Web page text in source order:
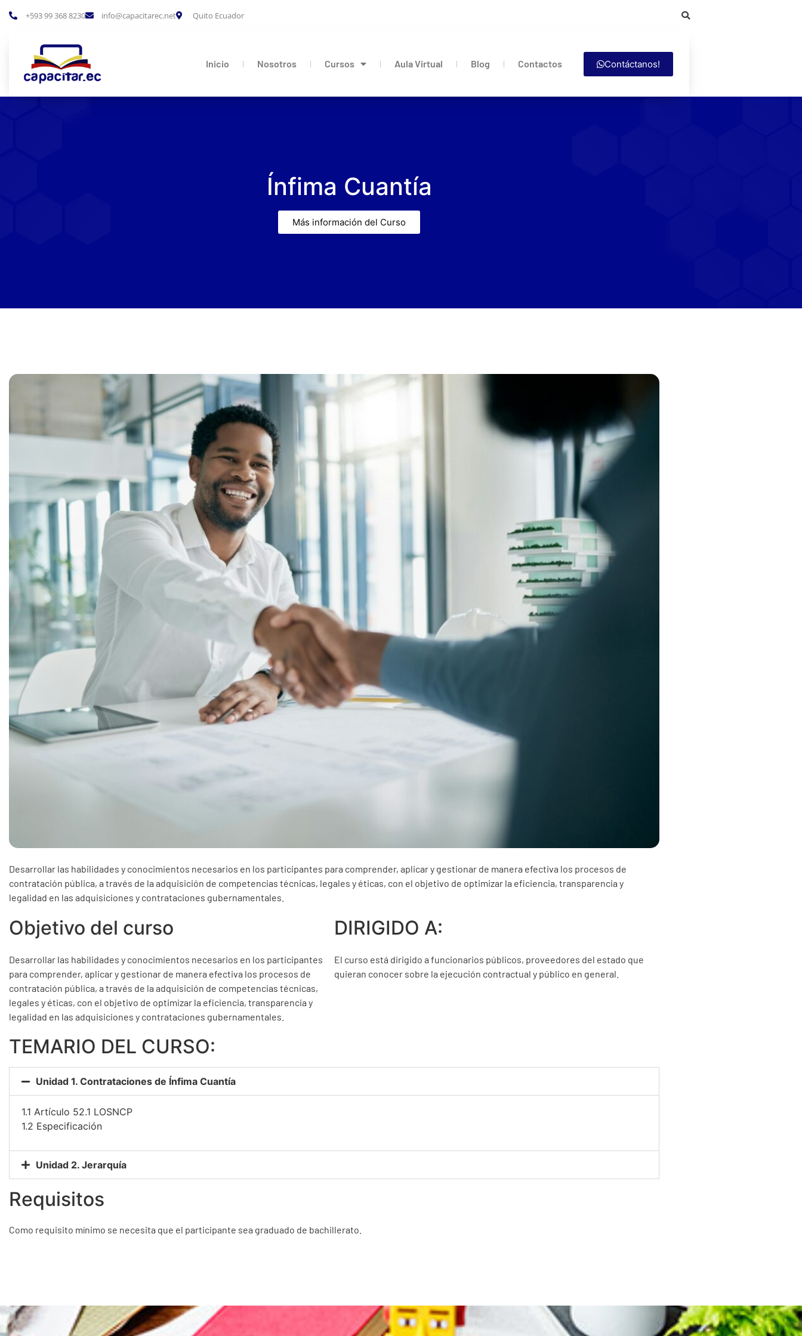
+593 99 368 8230 info@capacitarec.net Quito Ecuador
Inicio Nosotros Cursos Aula Virtual Blog Contactos Contáctanos!
Ínfima Cuantía
Más información del Curso
Desarrollar las habilidades y conocimientos necesarios en los participantes para comprender, aplicar y gestionar de manera efectiva los procesos de
contratación pública, a través de la adquisición de competencias técnicas, legales y éticas, con el objetivo de optimizar la eficiencia, transparencia y
legalidad en las adquisiciones y contrataciones gubernamentales.
Objetivo del curso
Desarrollar las habilidades y conocimientos necesarios en los participantes
para comprender, aplicar y gestionar de manera efectiva los procesos de
contratación pública, a través de la adquisición de competencias técnicas,
legales y éticas, con el objetivo de optimizar la eficiencia, transparencia y
legalidad en las adquisiciones y contrataciones gubernamentales.
DIRIGIDO A:
El curso está dirigido a funcionarios públicos, proveedores del estado que
quieran conocer sobre la ejecución contractual y público en general.
TEMARIO DEL CURSO:
Unidad 1. Contrataciones de Ínfima Cuantía
1.1 Artículo 52.1 LOSNCP
1.2 Especificación
Unidad 2. Jerarquía
Requisitos
Como requisito mínimo se necesita que el participante sea graduado de bachillerato.